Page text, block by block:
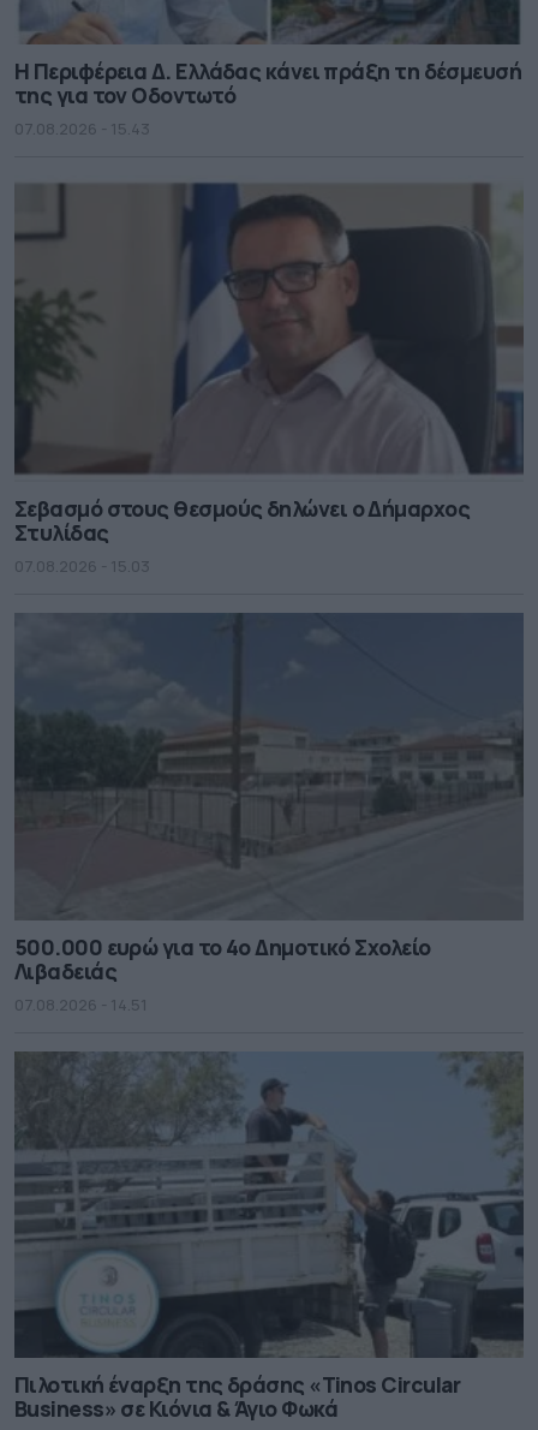
Η Περιφέρεια Δ. Ελλάδας κάνει πράξη τη δέσμευσή
της για τον Οδοντωτό
07.08.2026 - 15.43
Σεβασμό στους θεσμούς δηλώνει ο Δήμαρχος
Στυλίδας
07.08.2026 - 15.03
500.000 ευρώ για το 4ο Δημοτικό Σχολείο
Λιβαδειάς
07.08.2026 - 14.51
Πιλοτική έναρξη της δράσης «Tinos Circular
Business» σε Κιόνια & Άγιο Φωκά